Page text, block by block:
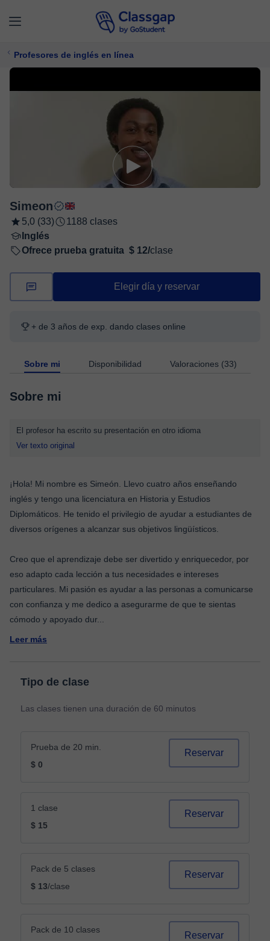
Profesores de inglés en línea
Simeon
5,0 (33)
1188 clases
Inglés
Ofrece prueba gratuita $ 12/clase
Elegir día y reservar
+ de 3 años de exp. dando clases online
Sobre mi Disponibilidad Valoraciones (33)
Sobre mi
El profesor ha escrito su presentación en otro idioma
Ver texto original
¡Hola! Mi nombre es Simeón. Llevo cuatro años enseñando
inglés y tengo una licenciatura en Historia y Estudios
Diplomáticos. He tenido el privilegio de ayudar a estudiantes de
diversos orígenes a alcanzar sus objetivos lingüísticos.
Creo que el aprendizaje debe ser divertido y enriquecedor, por
eso adapto cada lección a tus necesidades e intereses
particulares. Mi pasión es ayudar a las personas a comunicarse
con confianza y me dedico a asegurarme de que te sientas
cómodo y apoyado dur...
Leer más
Tipo de clase
Las clases tienen una duración de 60 minutos
Prueba de 20 min.
$ 0
Reservar
1 clase
$ 15
Reservar
Pack de 5 clases
$ 13/clase
Reservar
Pack de 10 clases
Reservar